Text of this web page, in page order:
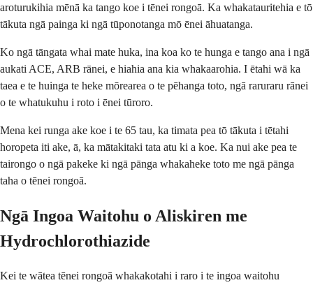
aroturukihia mēnā ka tango koe i tēnei rongoā. Ka whakatauritehia e tō
tākuta ngā painga ki ngā tūponotanga mō ēnei āhuatanga.
Ko ngā tāngata whai mate huka, ina koa ko te hunga e tango ana i ngā
aukati ACE, ARB rānei, e hiahia ana kia whakaarohia. I ētahi wā ka
taea e te huinga te heke mōrearea o te pēhanga toto, ngā raruraru rānei
o te whatukuhu i roto i ēnei tūroro.
Mena kei runga ake koe i te 65 tau, ka timata pea tō tākuta i tētahi
horopeta iti ake, ā, ka mātakitaki tata atu ki a koe. Ka nui ake pea te
tairongo o ngā pakeke ki ngā pānga whakaheke toto me ngā pānga
taha o tēnei rongoā.
Ngā Ingoa Waitohu o Aliskiren me
Hydrochlorothiazide
Kei te wātea tēnei rongoā whakakotahi i raro i te ingoa waitohu